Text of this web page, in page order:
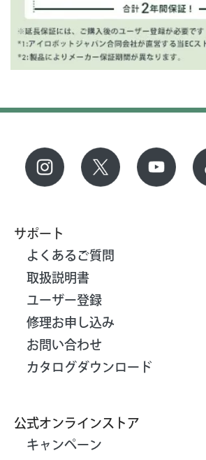
サポート
よくあるご質問
取扱説明書
ユーザー登録
修理お申し込み
お問い合わせ
カタログダウンロード
公式オンラインストア
キャンペーン